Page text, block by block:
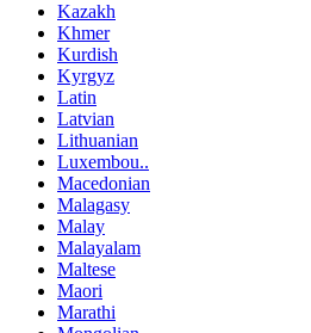
Kazakh
Khmer
Kurdish
Kyrgyz
Latin
Latvian
Lithuanian
Luxembou..
Macedonian
Malagasy
Malay
Malayalam
Maltese
Maori
Marathi